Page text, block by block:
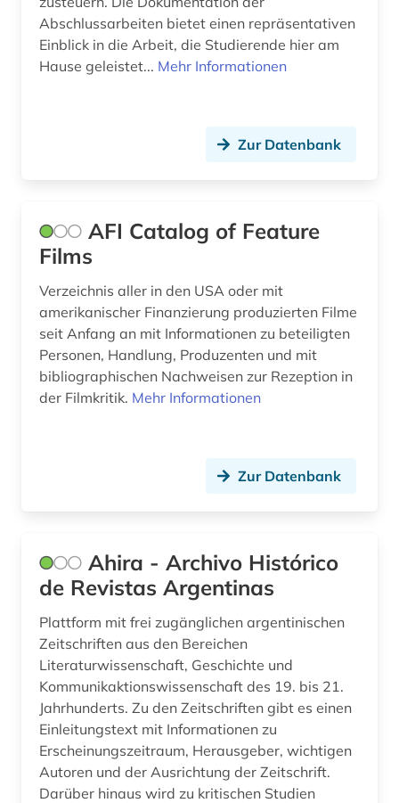
elektronisches publizieren (1)
englisch (1)
europa (7)
europäische kultur (1)
europäische union (2)
fachinformationsdienst (1)
feminismus (1)
fernsehen (18)
fernsehforschung (1)
fernsehsendung (2)
fest (1)
Abschlussarbeiten bietet einen repräsentativen
Einblick in die Arbeit, die Studierende hier am
Hause geleistet... Mehr Informationen
Zur Datenbank
AFI Catalog of Feature
Films
Verzeichnis aller in den USA oder mit
amerikanischer Finanzierung produzierten Filme
seit Anfang an mit Informationen zu beteiligten
Personen, Handlung, Produzenten und mit
bibliographischen Nachweisen zur Rezeption in
der Filmkritik. Mehr Informationen
Zur Datenbank
Ahira - Archivo Histórico
de Revistas Argentinas
Plattform mit frei zugänglichen argentinischen
Zeitschriften aus den Bereichen
Literaturwissenschaft, Geschichte und
Kommunikaktionswissenschaft des 19. bis 21.
Jahrhunderts. Zu den Zeitschriften gibt es einen
Einleitungstext mit Informationen zu
Erscheinungszeitraum, Herausgeber, wichtigen
Autoren und der Ausrichtung der Zeitschrift.
Darüber hinaus wird zu kritischen Studien